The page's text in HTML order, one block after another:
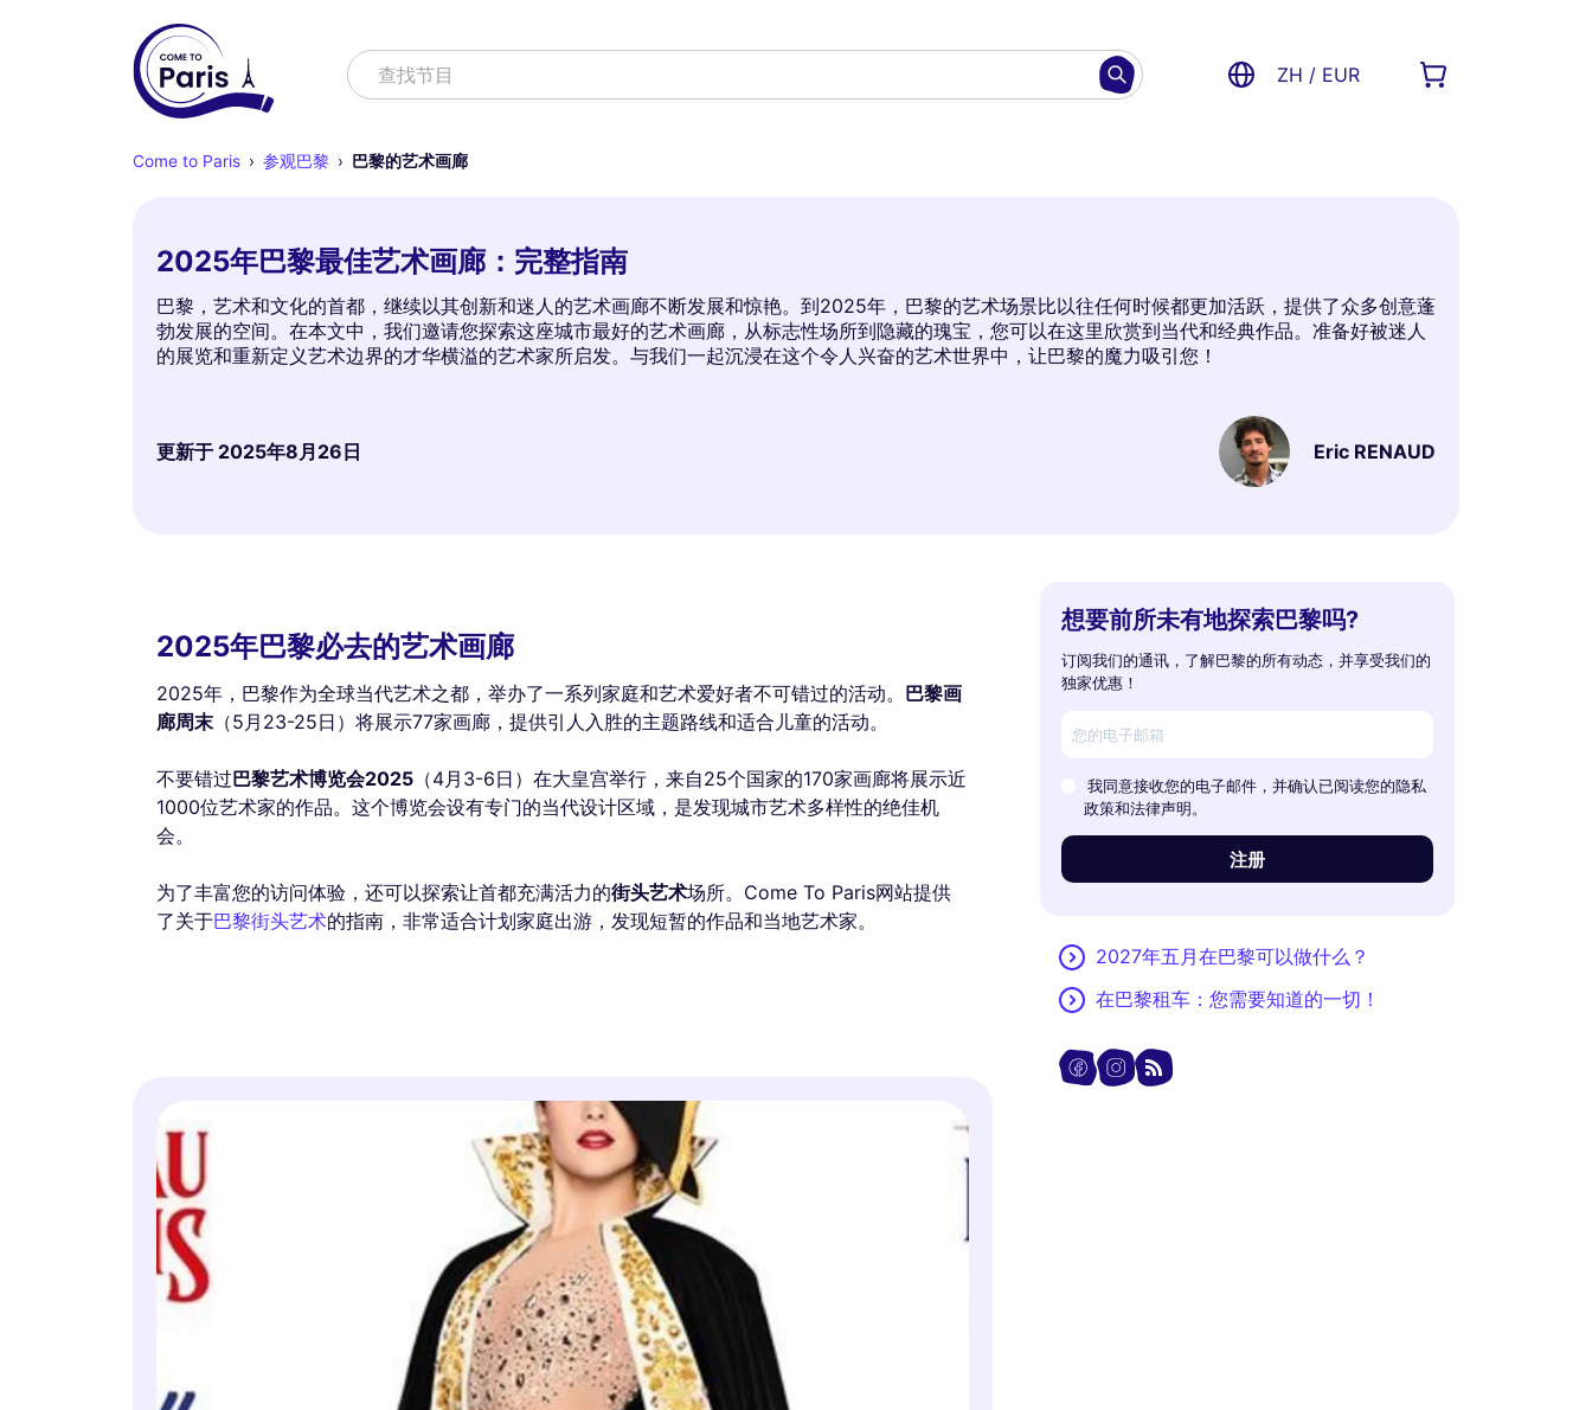
寻找查找节目 ZH / EUR
Come to Paris 参观巴黎 巴黎的艺术画廊
2025年巴黎最佳艺术画廊：完整指南
巴黎，艺术和文化的首都，继续以其创新和迷人的艺术画廊不断发展和惊艳。到2025年，巴黎的艺术场景比以往任何时候都更加活跃，提供了众多创意蓬
勃发展的空间。在本文中，我们邀请您探索这座城市最好的艺术画廊，从标志性场所到隐藏的瑰宝，您可以在这里欣赏到当代和经典作品。准备好被迷人
的展览和重新定义艺术边界的才华横溢的艺术家所启发。与我们一起沉浸在这个令人兴奋的艺术世界中，让巴黎的魔力吸引您！
更新于 2025年8月26日 Eric RENAUD
2025年巴黎必去的艺术画廊
2025年，巴黎作为全球当代艺术之都，举办了一系列家庭和艺术爱好者不可错过的活动。 巴黎画
廊周末（5月23-25日）将展示77家画廊，提供引人入胜的主题路线和适合儿童的活动。
不要错过巴黎艺术博览会2025 （4月3-6日）在大皇宫举行，来自25个国家的170家画廊将展示近
1000位艺术家的作品。这个博览会设有专门的当代设计区域，是发现城市艺术多样性的绝佳机
会。
为了丰富您的访问体验，还可以探索让首都充满活力的街头艺术场所。Come To Paris网站提供
了关于巴黎街头艺术的指南，非常适合计划家庭出游，发现短暂的作品和当地艺术家。
想要前所未有地探索巴黎吗?
订阅我们的通讯，了解巴黎的所有动态，并享受我们的
独家优惠！
我同意接收您的电子邮件，并确认已阅读您的隐私
政策和法律声明。
注册
2027年五月在巴黎可以做什么？
在巴黎租车：您需要知道的一切！